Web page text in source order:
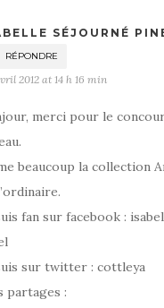
SÉJOURNÉ
RÉPONDRE
2012 at 14 h 16 min
merci pour le
beaucoup la collection
fan sur facebook :
sur twitter : cottleya
partages :